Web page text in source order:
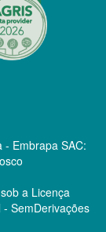
- Embrapa SAC:
a Licença
SemDerivações